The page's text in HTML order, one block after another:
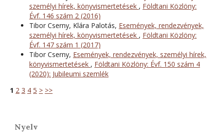
személyi hírek, könyvismertetések , Földtani Közlöny:
Évf. 146 szám 2 (2016)
Tibor Cserny, Klára Palotás, Események, rendezvények,
személyi hírek, könyvismertetések , Földtani Közlöny:
Évf. 147 szám 1 (2017)
Tibor Cserny, Események, rendezvények, személyi hírek,
könyvismertetések , Földtani Közlöny: Évf. 150 szám 4
(2020): Jubileumi szemlék
1 2 3 4 5 > >>
Nyelv